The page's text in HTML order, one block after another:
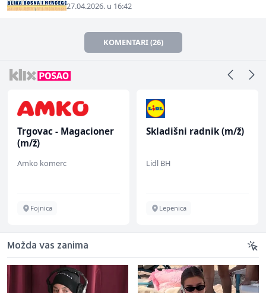
27.04.2026. u 16:42
KOMENTARI (26)
Trgovac - Magacioner
(m/ž)
Amko komerc
Fojnica
Skladišni radnik (m/ž)
Lidl BH
Lepenica
Možda vas zanima